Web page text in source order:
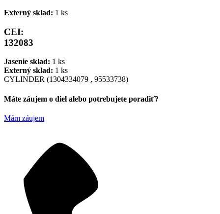
Externý sklad: 1 ks
CEI:
132083
Jasenie sklad: 1 ks
Externý sklad: 1 ks
CYLINDER (1304334079 , 95533738)
Máte záujem o diel alebo potrebujete poradiť?
Mám záujem